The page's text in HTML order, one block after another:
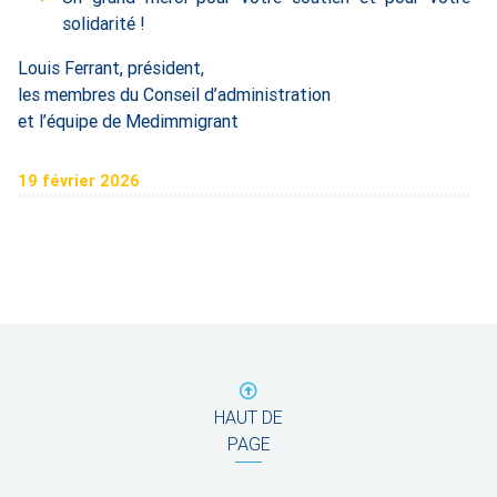
solidarité !
Louis Ferrant, président,
les membres du Conseil d’administration
et l’équipe de Medimmigrant
19 février 2026
HAUT DE
PAGE